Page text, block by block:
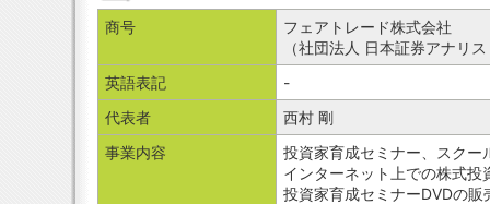
商号
フェアトレード株式会社
（社団法人 日本証券アナリ
英語表記
-
代表者
西村 剛
事業内容
投資家育成セミナー、スクー
インターネット上での株式投
投資家育成セミナーDVDの販